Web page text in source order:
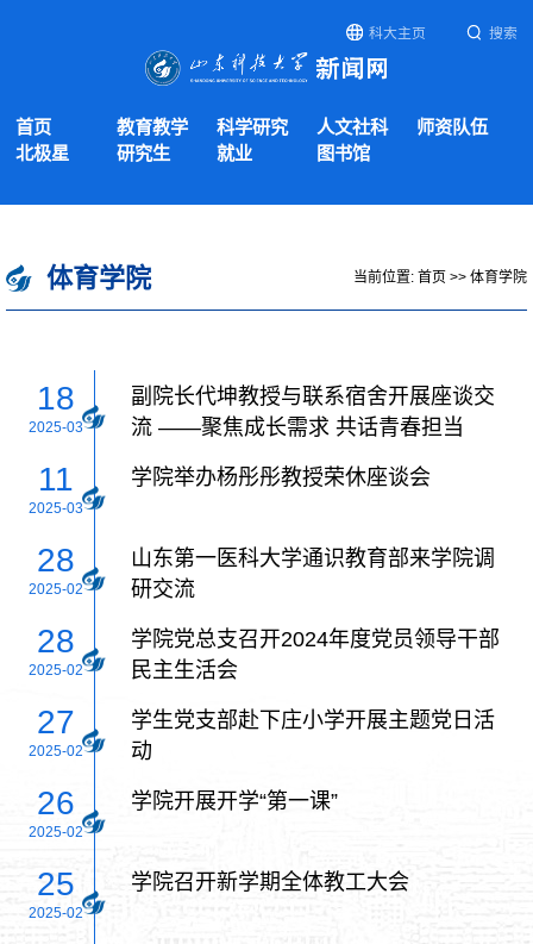
科大主页 搜索
首页 教育教学 科学研究 人文社科
师资队伍
北极星
研究生 就业 图书馆
体育学院 当前位置: 首页 >> 体育学院
18
2025-03
副院长代坤教授与联系宿舍开展座谈交
流 ——聚焦成长需求 共话青春担当
11
2025-03
学院举办杨彤彤教授荣休座谈会
28
2025-02
山东第一医科大学通识教育部来学院调
研交流
28
2025-02
学院党总支召开2024年度党员领导干部
民主生活会
27
2025-02
学生党支部赴下庄小学开展主题党日活
动
26
2025-02
学院开展开学“第一课”
25
2025-02
学院召开新学期全体教工大会